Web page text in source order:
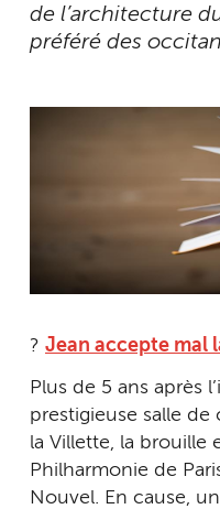
de l’architecture
préféré des
? Jean accepte mal
Plus de 5 ans après
prestigieuse salle
la Villette, la brouille
Philharmonie de
Nouvel. En cause,